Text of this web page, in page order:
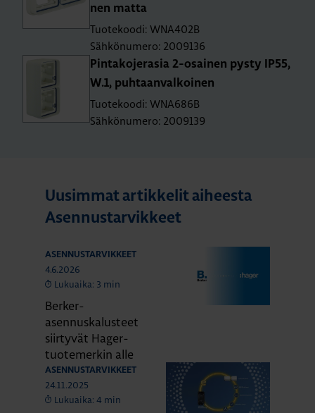
nen matta
Tuotekoodi: WNA402B
Sähkönumero: 2009136
Pin­ta­ko­je­ra­sia 2-osai­nen pysty IP55,
W.1, puh­taan­val­koi­nen
Tuotekoodi: WNA686B
Sähkönumero: 2009139
Uusimmat artikkelit aiheesta
Asennustarvikkeet
ASENNUSTARVIKKEET
4.6.2026
Lukuaika: 3 min
Berker-
asennuskalusteet
siirtyvät Hager-
tuotemerkin alle
ASENNUSTARVIKKEET
24.11.2025
Lukuaika: 4 min